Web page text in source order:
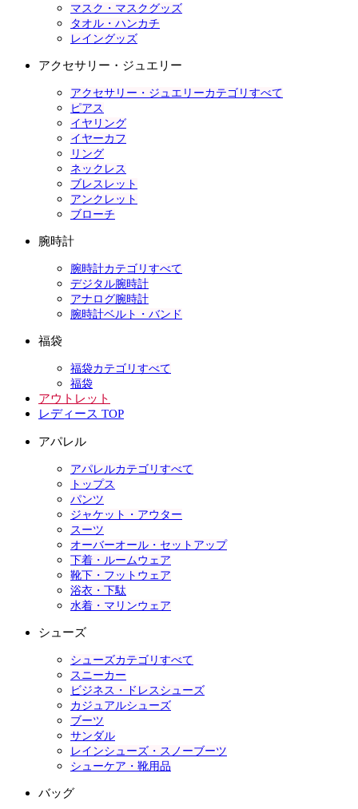
マスク・マスクグッズ
タオル・ハンカチ
レイングッズ
アクセサリー・ジュエリー
アクセサリー・ジュエリーカテゴリすべて
ピアス
イヤリング
イヤーカフ
リング
ネックレス
ブレスレット
アンクレット
ブローチ
腕時計
腕時計カテゴリすべて
デジタル腕時計
アナログ腕時計
腕時計ベルト・バンド
福袋
福袋カテゴリすべて
福袋
アウトレット
レディース TOP
アパレル
アパレルカテゴリすべて
トップス
パンツ
ジャケット・アウター
スーツ
オーバーオール・セットアップ
下着・ルームウェア
靴下・フットウェア
浴衣・下駄
水着・マリンウェア
シューズ
シューズカテゴリすべて
スニーカー
ビジネス・ドレスシューズ
カジュアルシューズ
ブーツ
サンダル
レインシューズ・スノーブーツ
シューケア・靴用品
バッグ